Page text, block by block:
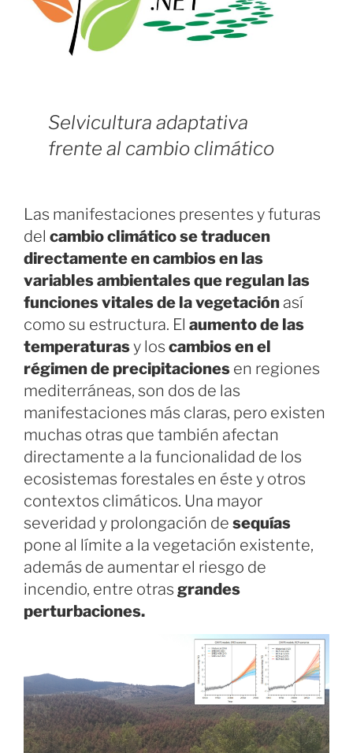
Selvicultura adaptativa
frente al cambio climático
Las manifestaciones presentes y futuras
del cambio climáticose traducen
directamente en cambios en las
variables ambientales que regulan las
funciones vitales de la vegetación así
como su estructura. El aumento de las
temperaturasy los cambios en el
régimen de precipitaciones en regiones
mediterráneas, son dos de las
manifestaciones más claras, pero existen
muchas otras que también afectan
directamente a la funcionalidad de los
ecosistemas forestales en éste y otros
contextos climáticos. Una mayor
severidad y prolongación de sequías
pone al límite a la vegetación existente,
además de aumentar el riesgo de
incendio, entre otras grandes
perturbaciones.